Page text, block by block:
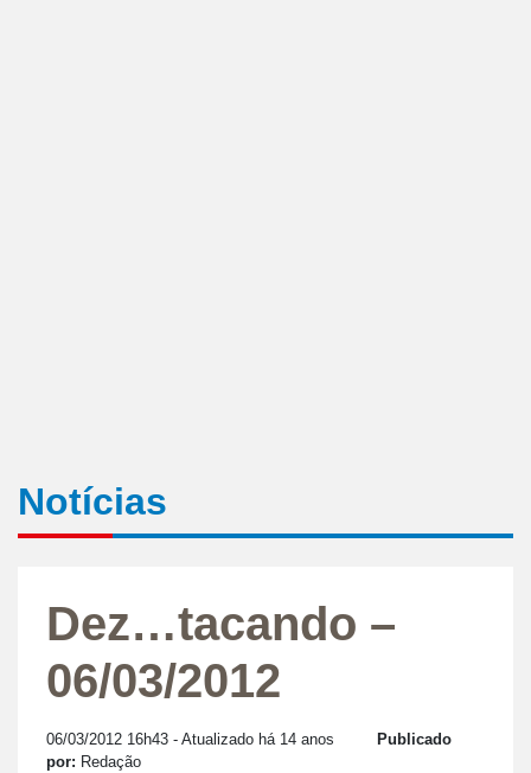
Notícias
Dez…tacando –
06/03/2012
06/03/2012 16h43 - Atualizado há 14 anos
Publicado
por: Redação